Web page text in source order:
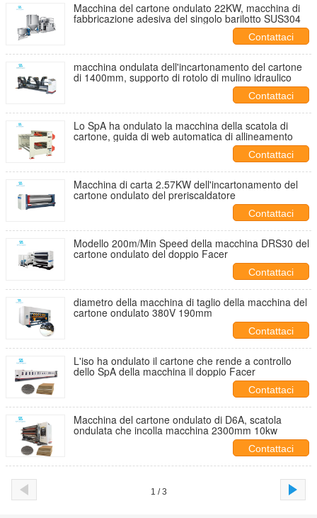
Macchina del cartone ondulato 22KW, macchina di
fabbricazione adesiva del singolo barilotto SUS304
Contattaci
macchina ondulata dell'incartonamento del cartone
di 1400mm, supporto di rotolo di mulino idraulico
Contattaci
Lo SpA ha ondulato la macchina della scatola di
cartone, guida di web automatica di allineamento
Contattaci
Macchina di carta 2.57KW dell'incartonamento del
cartone ondulato del preriscaldatore
Contattaci
Modello 200m/Min Speed della macchina DRS30 del
cartone ondulato del doppio Facer
Contattaci
diametro della macchina di taglio della macchina del
cartone ondulato 380V 190mm
Contattaci
L'iso ha ondulato il cartone che rende a controllo
dello SpA della macchina il doppio Facer
Contattaci
Macchina del cartone ondulato di D6A, scatola
ondulata che incolla macchina 2300mm 10kw
Contattaci
1 / 3